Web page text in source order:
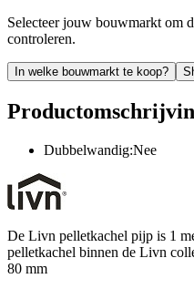
Selecteer jouw bouwmarkt om
controleren.
In welke bouwmarkt te koop?
Dubbelwandig:Nee
De Livn pelletkachel pijp is 1
pelletkachel binnen de Livn
80 mm